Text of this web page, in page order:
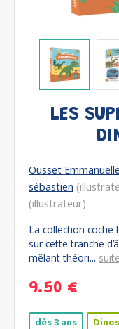
LES
Ousset Emmanuelle
sébastien
(illustrateur)
La collection coche
sur cette tranche
mêlant théori... suite
9.50 €
dès 3 ans